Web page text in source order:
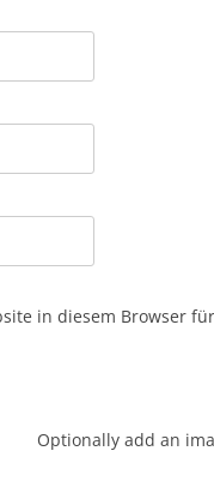
in diesem Browser
Optionally add an